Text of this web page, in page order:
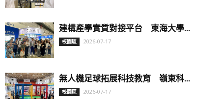
建構產學實質對接平台 東海大學...
校園區 2026-07-17
無人機足球拓展科技教育 嶺東科...
校園區 2026-07-17